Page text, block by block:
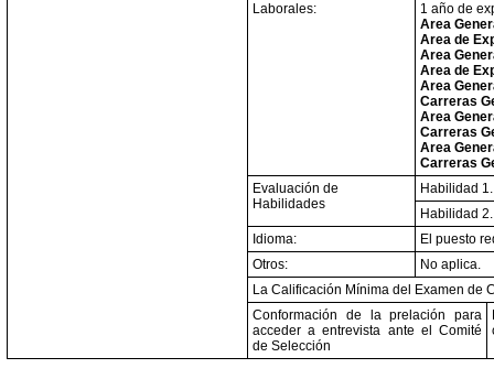
Laborales:
1 año de
Area
Area de
Area
Area de
Area
Carreras
Area
Carreras
Area
Carreras
Evaluación de
Habilidades
Habilidad
Habilidad
Idioma:
El puesto
Otros:
No aplica.
La Calificación Mínima del Examen de
Conformación de la prelación para
acceder a entrevista ante el Comité
de Selección